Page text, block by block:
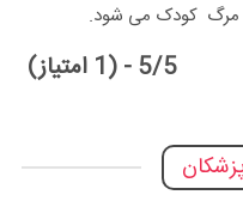
مرگ کودک می شود.
5/5 - (1 امتیاز)